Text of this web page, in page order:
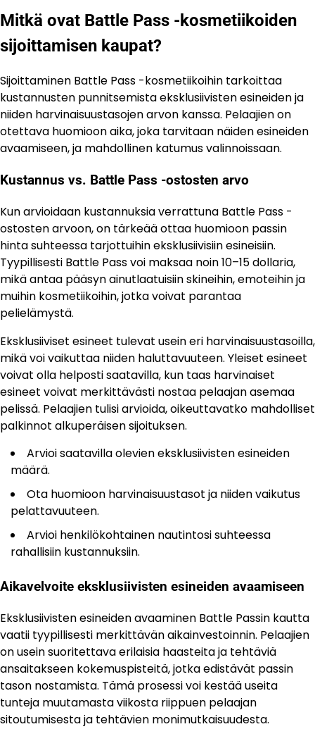
Mitkä ovat Battle Pass -kosmetiikoiden
sijoittamisen kaupat?
Sijoittaminen Battle Pass -kosmetiikoihin tarkoittaa
kustannusten punnitsemista eksklusiivisten esineiden ja
niiden harvinaisuustasojen arvon kanssa. Pelaajien on
otettava huomioon aika, joka tarvitaan näiden esineiden
avaamiseen, ja mahdollinen katumus valinnoissaan.
Kustannus vs. Battle Pass -ostosten arvo
Kun arvioidaan kustannuksia verrattuna Battle Pass -
ostosten arvoon, on tärkeää ottaa huomioon passin
hinta suhteessa tarjottuihin eksklusiivisiin esineisiin.
Tyypillisesti Battle Pass voi maksaa noin 10–15 dollaria,
mikä antaa pääsyn ainutlaatuisiin skineihin, emoteihin ja
muihin kosmetiikoihin, jotka voivat parantaa
pelielämystä.
Eksklusiiviset esineet tulevat usein eri harvinaisuustasoilla,
mikä voi vaikuttaa niiden haluttavuuteen. Yleiset esineet
voivat olla helposti saatavilla, kun taas harvinaiset
esineet voivat merkittävästi nostaa pelaajan asemaa
pelissä. Pelaajien tulisi arvioida, oikeuttavatko mahdolliset
palkinnot alkuperäisen sijoituksen.
Arvioi saatavilla olevien eksklusiivisten esineiden
määrä.
Ota huomioon harvinaisuustasot ja niiden vaikutus
pelattavuuteen.
Arvioi henkilökohtainen nautintosi suhteessa
rahallisiin kustannuksiin.
Aikavelvoite eksklusiivisten esineiden avaamiseen
Eksklusiivisten esineiden avaaminen Battle Passin kautta
vaatii tyypillisesti merkittävän aikainvestoinnin. Pelaajien
on usein suoritettava erilaisia haasteita ja tehtäviä
ansaitakseen kokemuspisteitä, jotka edistävät passin
tason nostamista. Tämä prosessi voi kestää useita
tunteja muutamasta viikosta riippuen pelaajan
sitoutumisesta ja tehtävien monimutkaisuudesta.